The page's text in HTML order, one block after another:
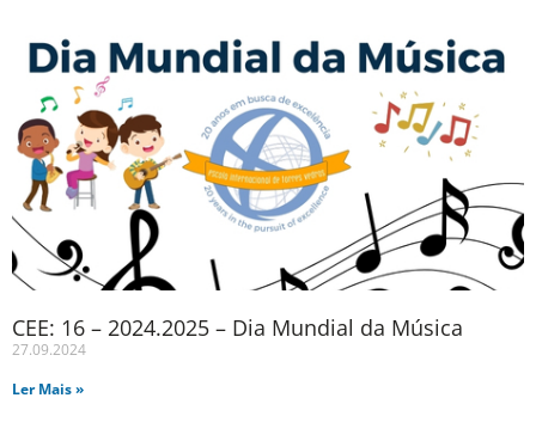
CEE: 16 – 2024.2025 – Dia Mundial da Música
27.09.2024
Ler Mais »